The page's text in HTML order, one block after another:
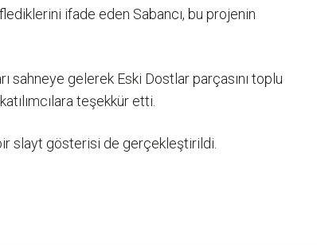
ifade eden Sabancı, bu projenin
sahneye gelerek Eski Dostlar parçasını toplu
teşekkür etti.
slayt gösterisi de gerçekleştirildi.